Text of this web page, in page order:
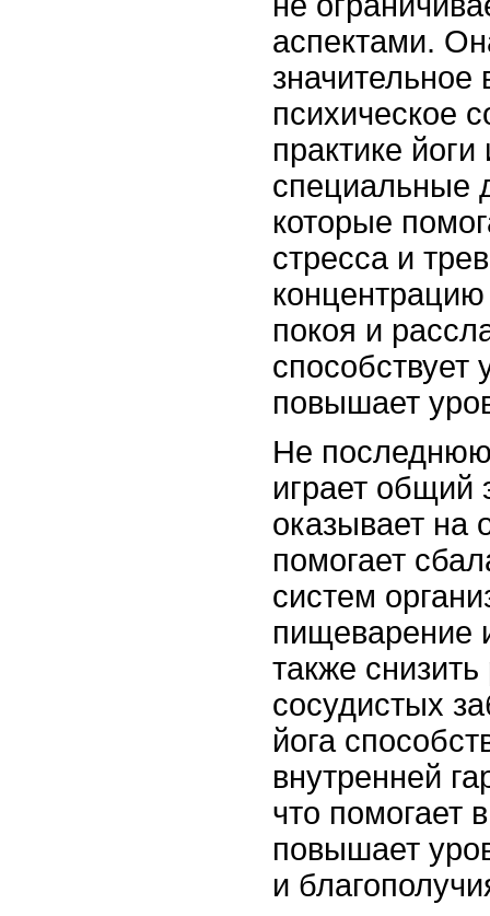
аспектами.
значительное
психическое
практике
специальные
которые
стресса и
покоя и
повышает
Не последнюю
играет общий
оказывает на
помогает
систем
пищеварение
также
сосудистых
йога
внутренней
что помогает
повышает
и